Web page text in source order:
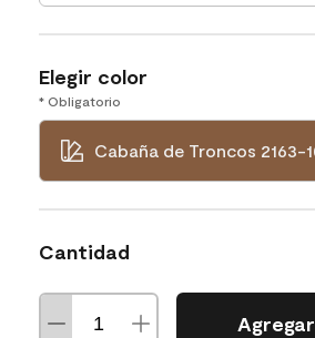
Elegir color
* Obligatorio
Cabaña de Troncos 2163-
Cantidad